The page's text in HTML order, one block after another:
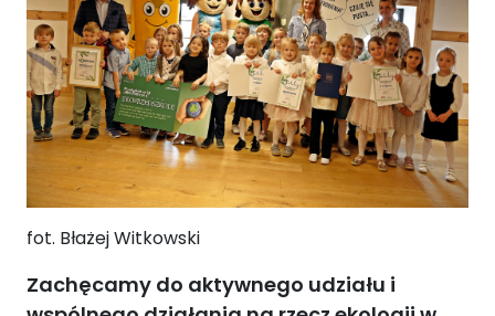
fot. Błażej Witkowski
Zachęcamy do aktywnego udziału i